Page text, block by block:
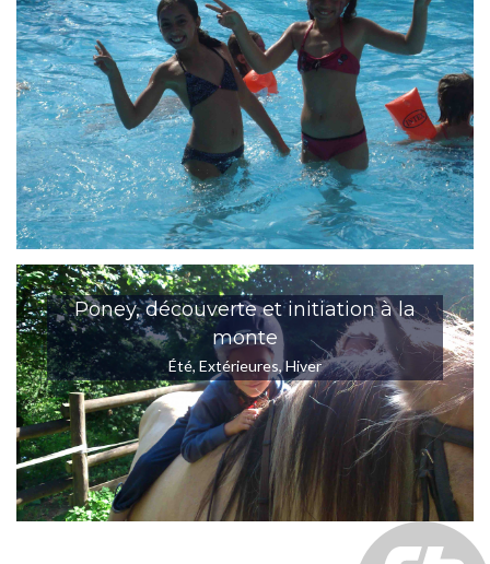
Poney, découverte et initiation à la
monte
Été, Extérieures,Hiver